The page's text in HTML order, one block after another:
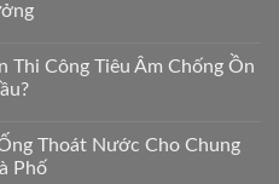
Thi Công Tiêu Âm Chống Ồn
Thoát Nước Cho Chung
Phố